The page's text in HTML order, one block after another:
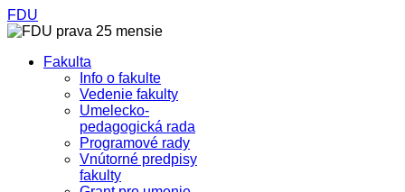
FDU
Fakulta
Info o fakulte
Vedenie fakulty
Umelecko-
pedagogická rada
Programové rady
Vnútorné predpisy
fakulty